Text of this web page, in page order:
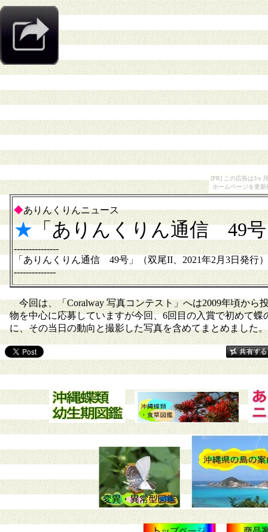
[PR] この広告は3ヶ
ホームページを更
◆ありんくりんニュース
★「ありんくりん通信 49
---------------
「ありんくりん通信 49号」（双尾II、2021年2月3日発行）
--------------
今回は、「Coralway 写真コンテスト」へは2009年頃から
物を中心に応募していますが今回、6回目の入賞で初めて
に、その当日の動向と撮影した写真を含めてまとめました。